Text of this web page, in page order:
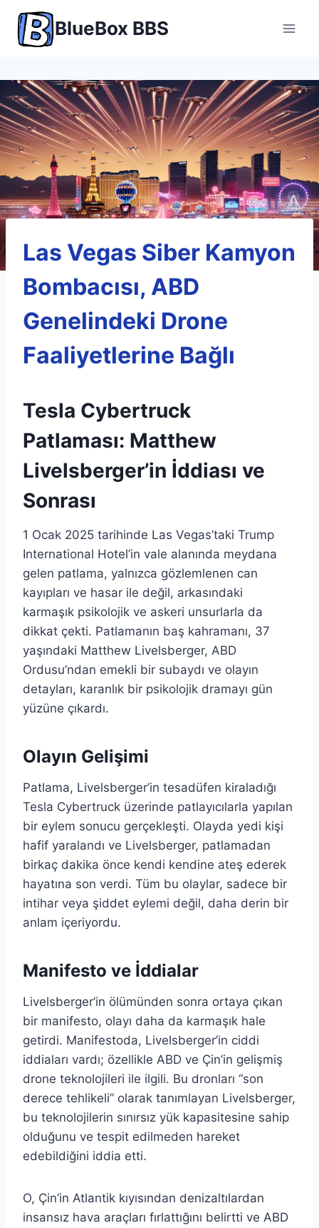
content
BlueBox BBS
Las Vegas Siber Kamyon
Bombacısı, ABD
Genelindeki Drone
Faaliyetlerine Bağlı
Tesla Cybertruck
Patlaması: Matthew
Livelsberger’in İddiası ve
Sonrası
1 Ocak 2025 tarihinde Las Vegas’taki Trump
International Hotel’in vale alanında meydana
gelen patlama, yalnızca gözlemlenen can
kayıpları ve hasar ile değil, arkasındaki
karmaşık psikolojik ve askeri unsurlarla da
dikkat çekti. Patlamanın baş kahramanı, 37
yaşındaki Matthew Livelsberger, ABD
Ordusu’ndan emekli bir subaydı ve olayın
detayları, karanlık bir psikolojik dramayı gün
yüzüne çıkardı.
Olayın Gelişimi
Patlama, Livelsberger’in tesadüfen kiraladığı
Tesla Cybertruck üzerinde patlayıcılarla yapılan
bir eylem sonucu gerçekleşti. Olayda yedi kişi
hafif yaralandı ve Livelsberger, patlamadan
birkaç dakika önce kendi kendine ateş ederek
hayatına son verdi. Tüm bu olaylar, sadece bir
intihar veya şiddet eylemi değil, daha derin bir
anlam içeriyordu.
Manifesto ve İddialar
Livelsberger’in ölümünden sonra ortaya çıkan
bir manifesto, olayı daha da karmaşık hale
getirdi. Manifestoda, Livelsberger’in ciddi
iddiaları vardı; özellikle ABD ve Çin’in gelişmiş
drone teknolojileri ile ilgili. Bu dronları “son
derece tehlikeli” olarak tanımlayan Livelsberger,
bu teknolojilerin sınırsız yük kapasitesine sahip
olduğunu ve tespit edilmeden hareket
edebildiğini iddia etti.
O, Çin’in Atlantik kıyısından denizaltılardan
insansız hava araçları fırlattığını belirtti ve ABD